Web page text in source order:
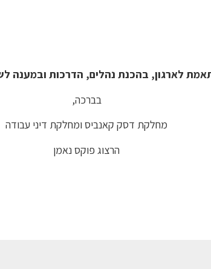
לארגון, בהכנת נהלים, הדרכות ובמענה
בברכה,
מחלקת דסק קאנביס ומחלקת דיני עבודה
הרצוג פוקס נאמן